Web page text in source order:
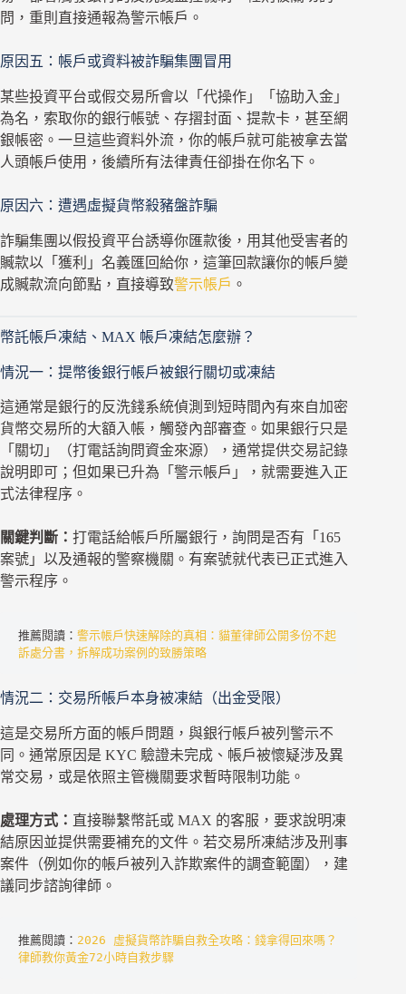
問，重則直接通報為警示帳戶。
原因五：帳戶或資料被詐騙集團冒用
某些投資平台或假交易所會以「代操作」「協助入金」
為名，索取你的銀行帳號、存摺封面、提款卡，甚至網
銀帳密。一旦這些資料外流，你的帳戶就可能被拿去當
人頭帳戶使用，後續所有法律責任卻掛在你名下。
原因六：遭遇虛擬貨幣殺豬盤詐騙
詐騙集團以假投資平台誘導你匯款後，用其他受害者的
贓款以「獲利」名義匯回給你，這筆回款讓你的帳戶變
成贓款流向節點，直接導致警示帳戶 。
幣託帳戶凍結、MAX 帳戶凍結怎麼辦？
情況一：提幣後銀行帳戶被銀行關切或凍結
這通常是銀行的反洗錢系統偵測到短時間內有來自加密
貨幣交易所的大額入帳，觸發內部審查。如果銀行只是
「關切」（打電話詢問資金來源），通常提供交易記錄
說明即可；但如果已升為「警示帳戶」，就需要進入正
式法律程序。
關鍵判斷： 打電話給帳戶所屬銀行，詢問是否有「165
案號」以及通報的警察機關。有案號就代表已正式進入
警示程序。
推薦閱讀： 警示帳戶快速解除的真相：貓董律師公開多份不起
訴處分書，拆解成功案例的致勝策略
情況二：交易所帳戶本身被凍結（出金受限）
這是交易所方面的帳戶問題，與銀行帳戶被列警示不
同。通常原因是 KYC 驗證未完成、帳戶被懷疑涉及異
常交易，或是依照主管機關要求暫時限制功能。
處理方式： 直接聯繫幣託或 MAX 的客服，要求說明凍
結原因並提供需要補充的文件。若交易所凍結涉及刑事
案件（例如你的帳戶被列入詐欺案件的調查範圍），建
議同步諮詢律師。
推薦閱讀： 2026 虛擬貨幣詐騙自救全攻略：錢拿得回來嗎？
律師教你黃金72小時自救步驟